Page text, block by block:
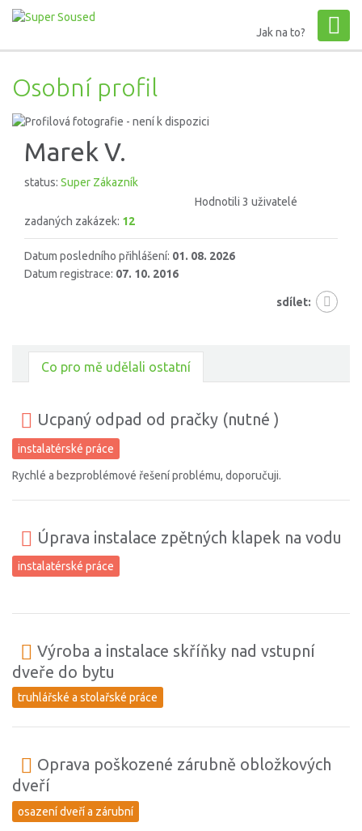
Jak na to?
Osobní profil
Marek V.
status: Super Zákazník
Hodnotili 3 uživatelé
zadaných zakázek: 12
Datum posledního přihlášení: 01. 08. 2026
Datum registrace: 07. 10. 2016
sdílet:
Co pro mě udělali ostatní
Ucpaný odpad od pračky (nutné )
instalatérské práce
Rychlé a bezproblémové řešení problému, doporučuji.
Úprava instalace zpětných klapek na vodu
instalatérské práce
Výroba a instalace skříňky nad vstupní
dveře do bytu
truhlářské a stolařské práce
Oprava poškozené zárubně obložkových
dveří
osazení dveří a zárubní